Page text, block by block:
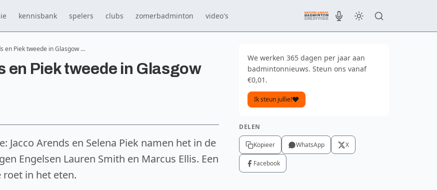
kennisbank spelers clubs zomerbadminton video's
en Piek tweede in Glasgow …
Piek tweede in Glasgow
Jacco Arends en Selena Piek namen het in de
Engelsen Lauren Smith en Marcus Ellis. Een
roet in het eten.
We werken 365 dagen per jaar aan
badmintonnieuws. Steun ons vanaf
€0,01.
Ik steun jullie!
DELEN
Kopieer WhatsApp X
Facebook